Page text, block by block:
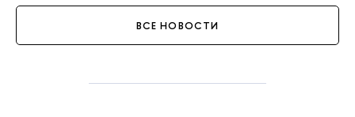
по оценке эффективности этих
мероприятий в рамках аудита
СП РФ и апробировали эти предложения.
ВСЕ НОВОСТИ